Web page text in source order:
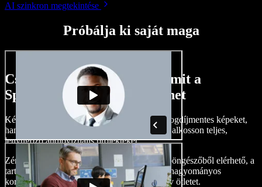
AI szinkron megtekintése
Próbálja ki saját maga
Csak egy kis ízelítő abból, amit a
Speechify Studio-val megtehet
Készítsen hangalámondásokat, adjon hozzá jogdíjmentes képeket,
hangokat, videókat, klónozza le a hangját, és alkosson teljes,
lenyűgöző audiovizuális projekteket.
Zéró tanulási görbével, és mindennel, ami a böngészőből elérhető, a
tartalomgyártók maguk mögött hagyhatják a hagyományos
korlátokat, és életre kelthetnek minden kreatív ötletet.